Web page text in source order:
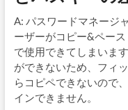
A: パスワードマネージ
ーザーがコピー&ペー
で使用できてしまいま
ができないため、フィ
らコピペできないので
インできません。